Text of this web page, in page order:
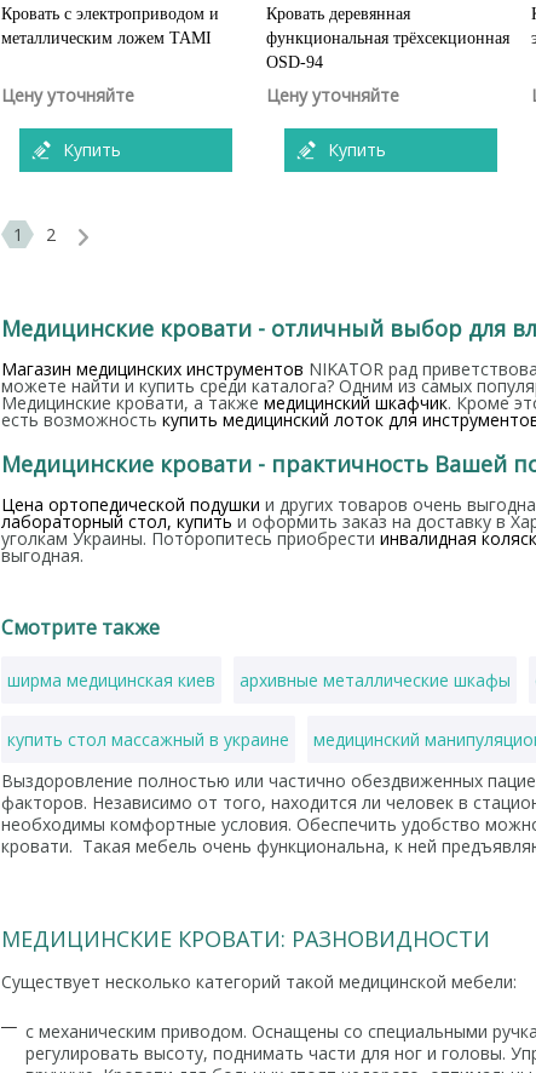
Кровать с электроприводом и
металлическим ложем TAMI
Цену уточняйте
Купить
Кровать деревянная
функциональная трёхсекционная
OSD-94
Цену уточняйте
Купить
1 2
Медицинские кровати - отличный выбор для
Магазин медицинских инструментов NIKATOR рад
можете найти и купить среди каталога? Одним из самых
Медицинские кровати, а также медицинский шкафчик. Кроме
есть возможность купить медицинский лоток для
Медицинские кровати - практичность Вашей
Цена ортопедической подушки и других товаров очень
лабораторный стол, купить и оформить заказ на доставку в
уголкам Украины. Поторопитесь приобрести инвалидная
выгодная.
Смотрите также
ширма медицинская киев архивные металлические шкафы
купить стол массажный в украине медицинский
гинекологические кресла цена кушетка медицинская киев
стоматологические инструменты ортопедическая подушка
Выздоровление полностью или частично обездвиженных
факторов. Независимо от того, находится ли человек в
необходимы комфортные условия. Обеспечить удобство
кровати. Такая мебель очень функциональна, к ней
МЕДИЦИНСКИЕ КРОВАТИ: РАЗНОВИДНОСТИ
Существует несколько категорий такой медицинской мебели:
с механическим приводом. Оснащены со специальными
регулировать высоту, поднимать части для ног и головы.